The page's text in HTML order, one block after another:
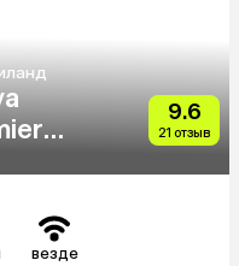
9.6
21 отзыв
везде